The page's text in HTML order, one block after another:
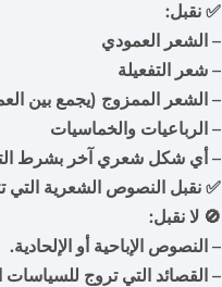
✅ نقبل:
– الشعر العمودي
– شعر التفعيلة
– الشعر الممزوج (يجمع بين
– الرباعيات والخماسيات
– أي شكل شعري آخر بشرط
✅ نقبل النصوص الشعرية التي
🚫 لا نقبل:
– النصوص الإباحية أو الإلحادية.
– القصائد التي تروج للسياسات